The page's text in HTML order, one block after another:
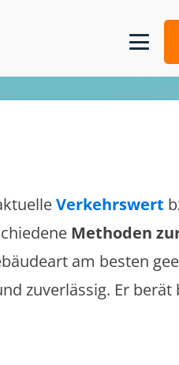
Verkehrswert
Methoden
am besten
zuverlässig. Er berät